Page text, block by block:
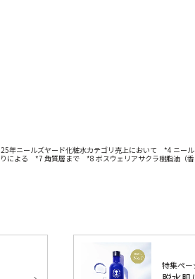
ニールズヤード化粧水カテゴリ売上において *4 ニー
による *7 角質層まで *8 ボスウェリアサクラ樹脂油
特集ペー